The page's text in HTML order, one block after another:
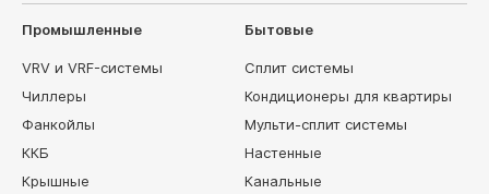
Промышленные
VRV и VRF-системы
Чиллеры
Фанкойлы
ККБ
Крышные
Бытовые
Сплит системы
Кондиционеры для квартиры
Мульти-сплит системы
Настенные
Канальные